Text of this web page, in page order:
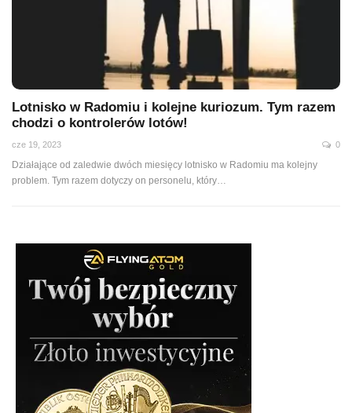
Lotnisko w Radomiu i kolejne kuriozum. Tym razem
chodzi o kontrolerów lotów!
cze 19, 2023 0
Działające od zaledwie dwóch miesięcy lotnisko w Radomiu ma kolejny
problem. Tym razem dotyczy on personelu, który…